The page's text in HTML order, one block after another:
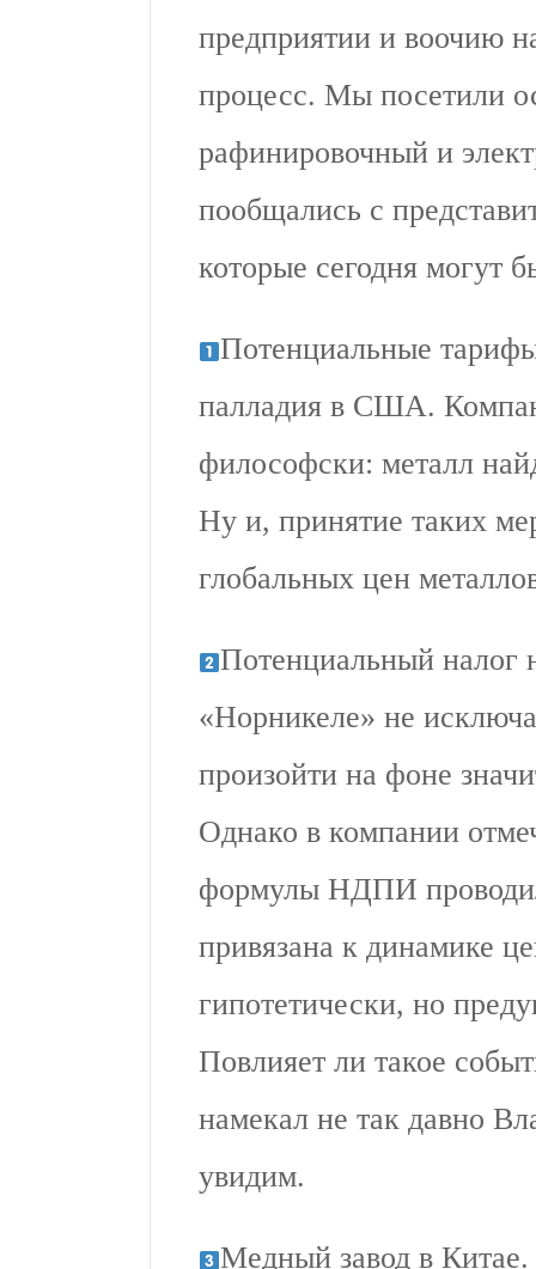
предприятии и воочию
процесс. Мы посетили
рафинировочный и
пообщались с
которые сегодня могут
Потенциальные
палладия в США.
философски: металл
Ну и, принятие таких
глобальных цен
Потенциальный налог
«Норникеле» не
произойти на фоне
Однако в компании
формулы НДПИ
привязана к динамике
гипотетически, но
Повлияет ли такое
намекал не так давно
увидим.
Медный завод в